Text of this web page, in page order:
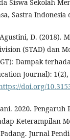
Siswa Sekolah
Sastra
D. (2018).
(STAD) dan
Dampak
Journal): 1(2),
doi.org/
2020. Pengaruh
Keterampilan
Jurnal